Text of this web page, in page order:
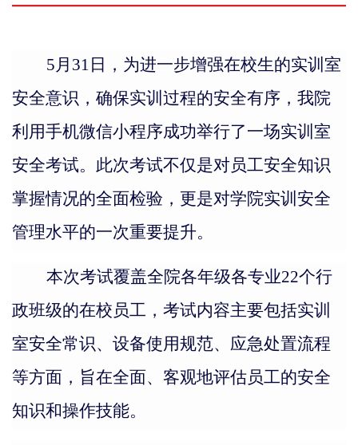
5月31日 ，为进一步增强在校生的实训室
安全意识，确保实训过程的安全有序，我院
利用手机微信小程序成功举行了一场实训室
安全考试。此次考试不仅是对员工安全知识
掌握情况的全面检验，更是对学院实训 安全
管理水平的一次重要提升。
本次考试覆盖全院各年级各专业22个行
政班级的在校 员工，考试内容主要包括实训
室安全常识、设备使用规范、应急处置流程
等方面 ， 旨在全面、客观地评估员工的安全
知识和操作技能。